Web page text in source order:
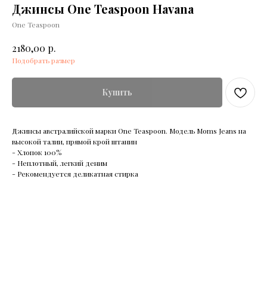
Джинсы One Teaspoon Havana
One Teaspoon
2180,00 р.
Подобрать размер
Купить
Джинсы австралийской марки One Teaspoon. Модель Moms Jeans на
высокой талии, прямой крой штанин
- Хлопок 100%
- Неплотный, легкий деним
- Рекомендуется деликатная стирка